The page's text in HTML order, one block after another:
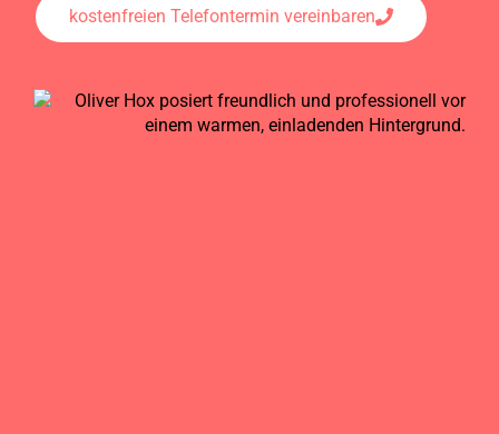
kostenfreien Telefontermin vereinbaren